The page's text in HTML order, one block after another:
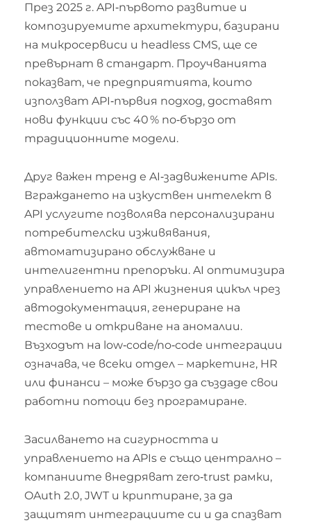
През 2025 г. API‑първото развитие и
композируемите архитектури, базирани
на микросервиси и headless CMS, ще се
превърнат в стандарт. Проучванията
показват, че предприятията, които
използват API‑първия подход, доставят
нови функции със 40 % по‑бързо от
традиционните модели.
Друг важен тренд е AI‑задвижените APIs.
Вграждането на изкуствен интелект в
API услугите позволява персонализирани
потребителски изживявания,
автоматизирано обслужване и
интелигентни препоръки. AI оптимизира
управлението на API жизнения цикъл чрез
автодокументация, генериране на
тестове и откриване на аномалии.
Възходът на low‑code/no‑code интеграции
означава, че всеки отдел – маркетинг, HR
или финанси – може бързо да създаде свои
работни потоци без програмиране.
Засилването на сигурността и
управлението на APIs е също централно –
компаниите внедряват zero‑trust рамки,
OAuth 2.0, JWT и криптиране, за да
защитят интеграциите си и да спазват